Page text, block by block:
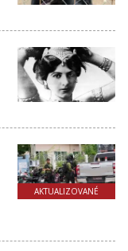
AKTUALIZOVANÉ